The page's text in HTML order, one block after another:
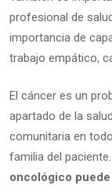
profesional de
importancia de
trabajo empático,
El cáncer es un
apartado de la
comunitaria en
familia del paciente.
oncológico